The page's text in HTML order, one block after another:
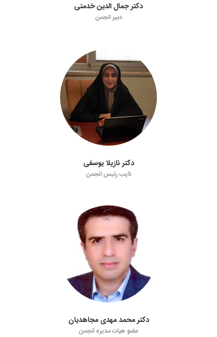
دکتر جمال الدین خدمتی
دبیر انجمن
دکتر نازیلا یوسفی
نایب رئیس انجمن
دکتر محمد مهدی مجاهدیان
عضو هیات مدیره انجمن